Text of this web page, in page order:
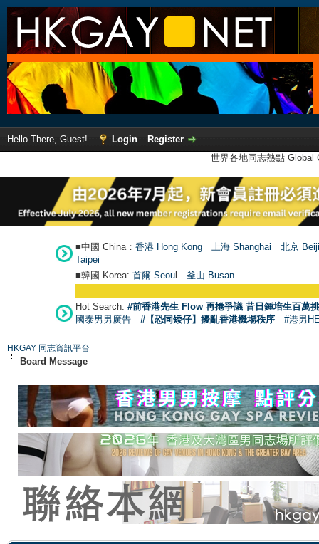
Hello There, Guest! Login
Register
世界各地同志熱點
■中國 China： 香港 Hong Kong 上海 Shanghai
北京
Taipei
■韓國 Korea: 首爾 Seoul 釜山 Busan
Hot Search: #前香港先生 Flow 再捲爭議 昔日鍾培生百萬
國泰男男廣告
#【恐同矮仔】擾亂香港機場秩序 #港男
HKGAY 同志資訊平台
Board Message